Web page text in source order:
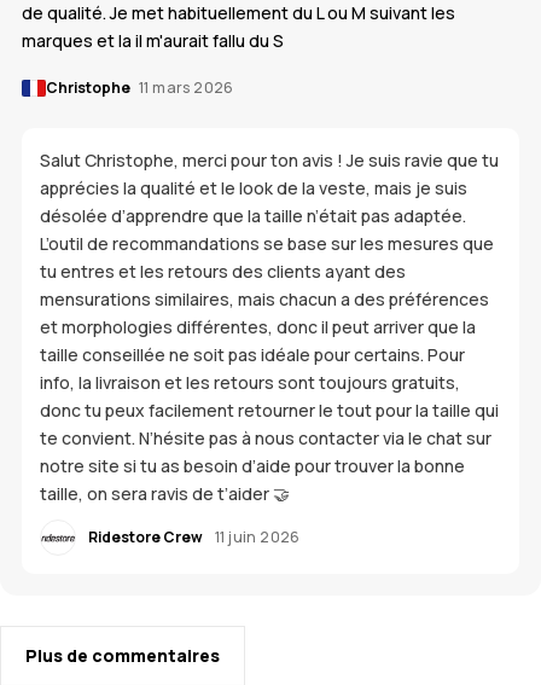
de qualité. Je met habituellement du L ou M suivant les
marques et la il m'aurait fallu du S
Christophe 11 mars 2026
Salut Christophe, merci pour ton avis ! Je suis ravie que tu
apprécies la qualité et le look de la veste, mais je suis
désolée d’apprendre que la taille n’était pas adaptée.
L’outil de recommandations se base sur les mesures que
tu entres et les retours des clients ayant des
mensurations similaires, mais chacun a des préférences
et morphologies différentes, donc il peut arriver que la
taille conseillée ne soit pas idéale pour certains. Pour
info, la livraison et les retours sont toujours gratuits,
donc tu peux facilement retourner le tout pour la taille qui
te convient. N’hésite pas à nous contacter via le chat sur
notre site si tu as besoin d’aide pour trouver la bonne
taille, on sera ravis de t’aider 🤝
Ridestore Crew 11 juin 2026
Plus de commentaires